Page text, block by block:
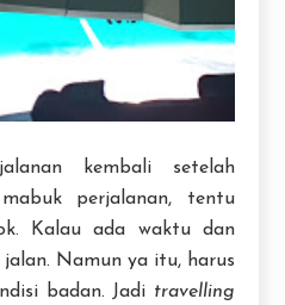
kembali setelah
perjalanan, tentu
Kalau ada waktu dan
Namun ya itu, harus
badan. Jadi travelling